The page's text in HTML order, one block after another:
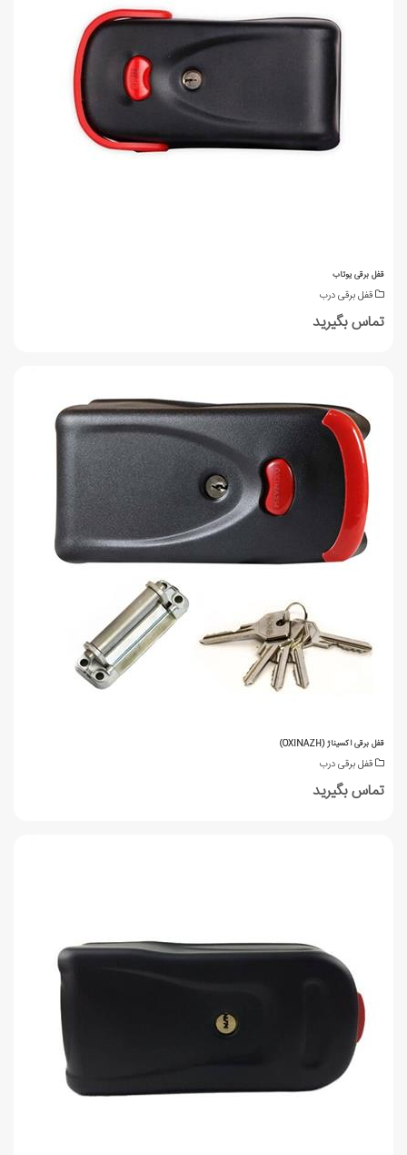
قفل برقی یوتاب
قفل برقی درب
تماس بگیرید
قفل برقی اکسیناژ (OXINAZH)
قفل برقی درب
تماس بگیرید